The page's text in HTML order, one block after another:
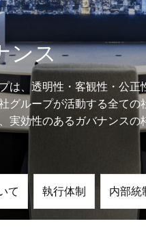
ンス
は、透明性・客観性・公正
グループが活動する全ての
実効性のあるガバナンスの
て 執行体制 内部統